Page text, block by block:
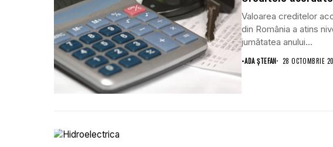
Valoarea creditelor
din România a atins
jumătatea anului...
•ADA ȘTEFAN 28 OCTOMBRIE